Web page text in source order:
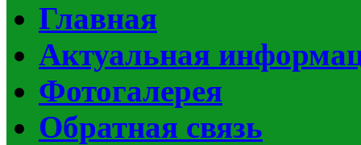
Главная
Актуальная
Фотогалерея
Обратная связь